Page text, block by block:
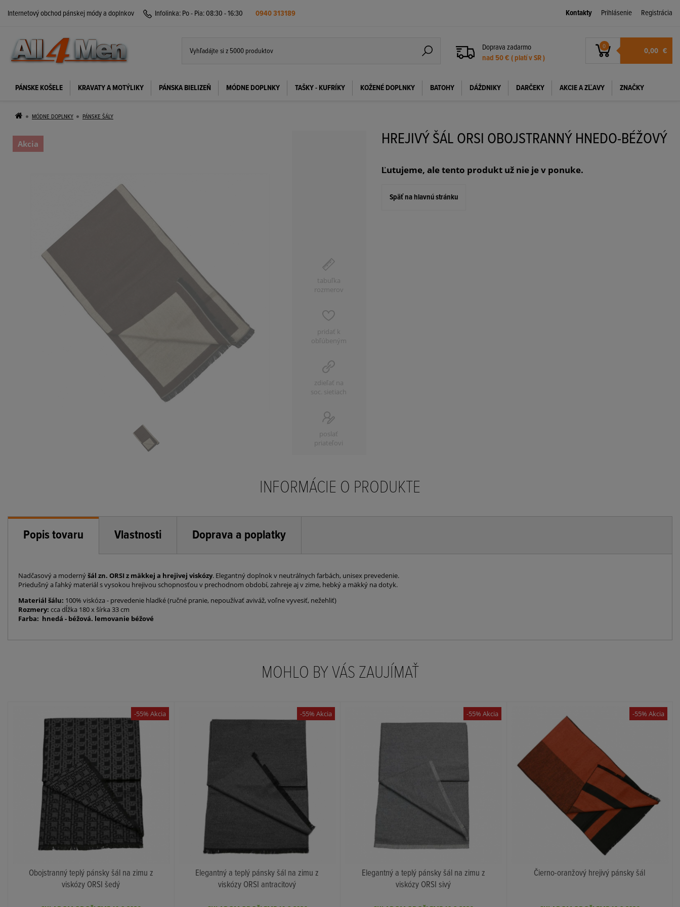
Internetový obchod pánskej módy a doplnkov Infolinka: Po - Pia: 08:30 - 16:30 0940 313189 Kontakty Prihlásenie Registrácia
Doprava zadarmo
nad 50 € ( platí v SR )
0 0,00 €
PÁNSKE KOŠELE KRAVATY A MOTÝLIKY PÁNSKA BIELIZEŇ MÓDNE DOPLNKY TAŠKY - KUFRÍKY KOŽENÉ DOPLNKY BATOHY DÁŽDNIKY DARČEKY AKCIE A ZĽAVY ZNAČKY
MÓDNE DOPLNKY PÁNSKE ŠÁLY
Akcia
tabuľka
rozmerov
pridať k
obľúbeným
zdieľať na
soc. sietiach
poslať
priateľovi
HREJIVÝ ŠÁL ORSI OBOJSTRANNÝ HNEDO-BÉŽOVÝ
Ľutujeme, ale tento produkt už nie je v ponuke.
Späť na hlavnú stránku
INFORMÁCIE O PRODUKTE
Popis tovaru Vlastnosti Doprava a poplatky
Nadčasový a modernýšál zn. ORSI z mäkkej a hrejivej viskózy. Elegantný doplnok v neutrálnych farbách, unisex prevedenie.
Priedušný a ľahký materiál s vysokou hrejivou schopnosťou v prechodnom období, zahreje aj v zime, hebký a mäkký na dotyk.
Materiál šálu: 100% viskóza - prevedenie hladké (ručné pranie, nepoužívať aviváž, voľne vyvesiť, nežehliť)
Rozmery: cca dĺžka 180 x šírka 33 cm
Farba: hnedá - béžová. lemovanie béžové
MOHLO BY VÁS ZAUJÍMAŤ
KÚPIŤ
Obojstranný teplý pánsky šál na zimu z
viskózy ORSI šedý
-55% Akcia
KÚPIŤ
Elegantný a teplý pánsky šál na zimu z
viskózy ORSI antracitový
-55% Akcia
KÚPIŤ
Elegantný a teplý pánsky šál na zimu z
viskózy ORSI sivý
-55% Akcia
Čierno-oranžový hrejivý pánsky šál
-55% Akcia